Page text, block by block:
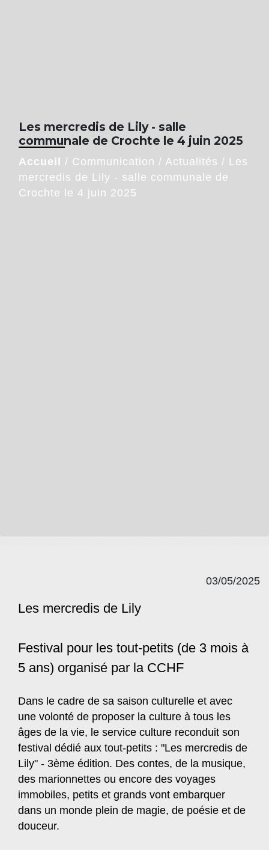
Les mercredis de Lily - salle
communale de Crochte le 4 juin 2025
Accueil / Communication / Actualités / Les
mercredis de Lily - salle communale de
Crochte le 4 juin 2025
03/05/2025
Les mercredis de Lily
Festival pour les tout-petits (de 3 mois à
5 ans) organisé par la CCHF
Dans le cadre de sa saison culturelle et avec
une volonté de proposer la culture à tous les
âges de la vie, le service culture reconduit son
festival dédié aux tout-petits : "Les mercredis de
Lily" - 3ème édition. Des contes, de la musique,
des marionnettes ou encore des voyages
immobiles, petits et grands vont embarquer
dans un monde plein de magie, de poésie et de
douceur.